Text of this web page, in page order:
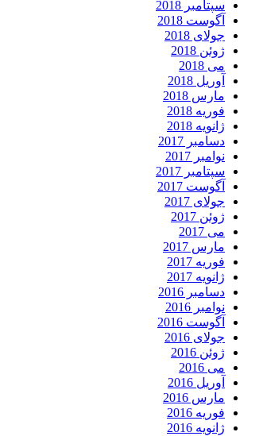
سپتامبر 2018
آگوست 2018
جولای 2018
ژوئن 2018
می 2018
آوریل 2018
مارس 2018
فوریه 2018
ژانویه 2018
دسامبر 2017
نوامبر 2017
سپتامبر 2017
آگوست 2017
جولای 2017
ژوئن 2017
می 2017
مارس 2017
فوریه 2017
ژانویه 2017
دسامبر 2016
نوامبر 2016
آگوست 2016
جولای 2016
ژوئن 2016
می 2016
آوریل 2016
مارس 2016
فوریه 2016
ژانویه 2016